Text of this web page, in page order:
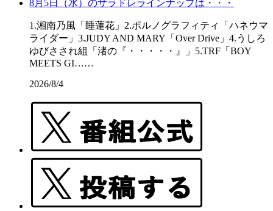
8月5日（水）のサラドレラインナップは・・・
1.湘南乃風「睡蓮花」2.ポルノグラフィティ「ハネウマ
ライダー」3.JUDY AND MARY「Over Drive」4.うしろ
ゆびさされ組「渚の『・・・・・』」5.TRF「BOY
MEETS GI……
2026/8/4